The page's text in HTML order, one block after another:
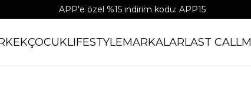
APP'e özel %15 indirim kodu: APP15
ÇOCUKLIFESTYLEMARKALARLAST CALL